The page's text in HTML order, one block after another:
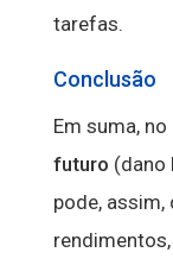
tarefas.
Conclusão
Em suma, no
futuro (dano
pode, assim,